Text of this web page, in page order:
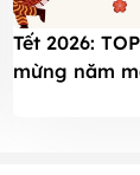
Tết 2026:
mừng năm